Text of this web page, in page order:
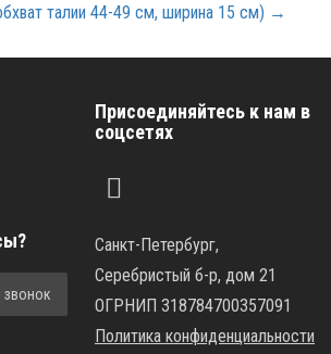
талии 44-49 см, ширина 15 см) →
Присоединяйтесь к нам в
соцсетях
звонок
Санкт-Петербург,
Серебристый б-р, дом 21
ОГРНИП 318784700357091
Политика конфиденциальности